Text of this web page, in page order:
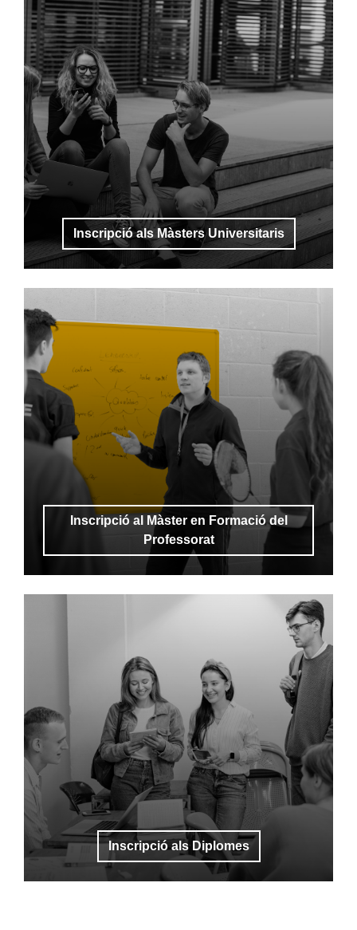
Inscripció als Màsters Universitaris
Inscripció al Màster en Formació del
Professorat
Inscripció als Diplomes